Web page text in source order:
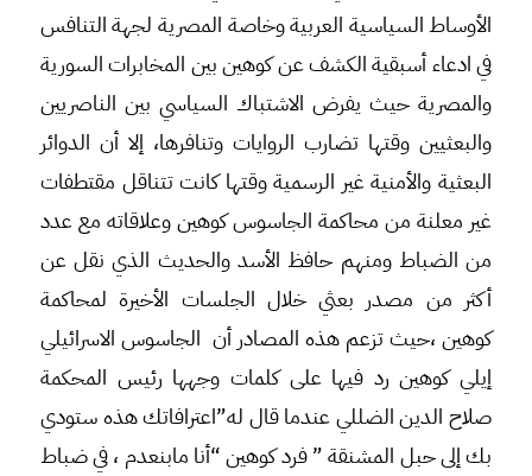
الأوساط السياسية العربية وخاصة المصرية لجهة التنافس
في ادعاء أسبقية الكشف عن كوهين بين المخابرات السورية
والمصرية حيث يفرض الاشتباك السياسي بين الناصريين
والبعثيين وقتها تضارب الروايات وتنافرها، إلا أن الدوائر
البعثية والأمنية غير الرسمية وقتها كانت تتناقل مقتطفات
غير معلنة من محاكمة الجاسوس كوهين وعلاقاته مع عدد
من الضباط ومنهم حافظ الأسد والحديث الذي نقل عن
أكثر من مصدر بعثي خلال الجلسات الأخيرة لمحاكمة
كوهين ،حيث تزعم هذه المصادر أن الجاسوس الاسرائيلي
إيلي كوهين رد فيها على كلمات وجهها رئيس المحكمة
صلاح الدين الضللي عندما قال له”اعترافاتك هذه ستودي
بك إلى حبل المشنقة ” فرد كوهين “أنا مابنعدم ، في ضباط